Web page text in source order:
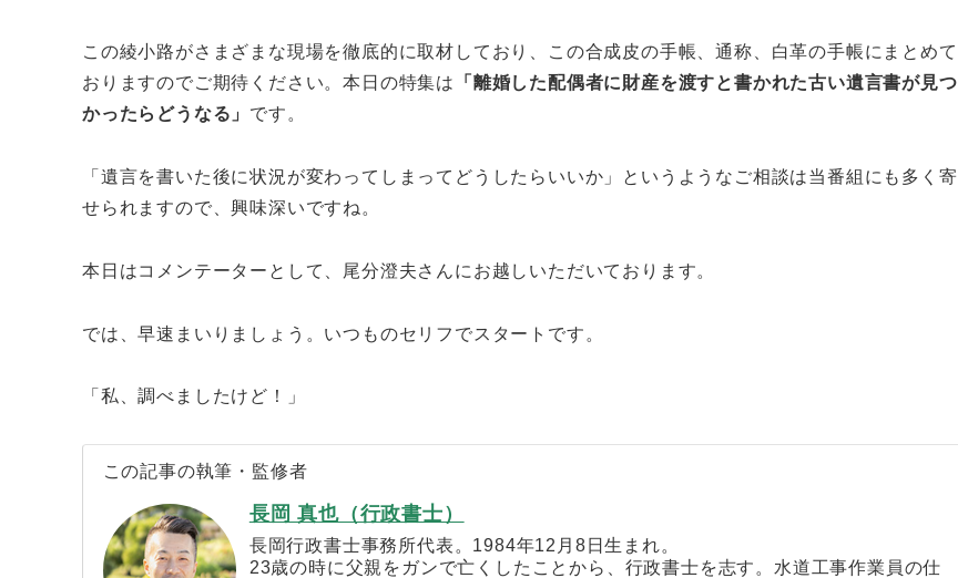
この綾小路がさまざまな現場を徹底的に取材しており、この合成皮の手帳、通称、白革の手帳にまとめて
おりますのでご期待ください。本日の特集は
「離婚した配偶者に財産を渡すと書かれた古い遺言書が見つ
かったらどうなる」 です。
「遺言を書いた後に状況が変わってしまってどうしたらいいか」というようなご相談は当番組にも多く寄
せられますので、興味深いですね。
本日はコメンテーターとして、尾分澄夫さんにお越しいただいております。
では、早速まいりましょう。いつものセリフでスタートです。
「私、調べましたけど！」
この記事の執筆・監修者
長岡 真也（行政書士）
長岡行政書士事務所代表。1984年12月8日生まれ。
23歳の時に父親をガンで亡くしたことから、行政書士を志す。水道工事作業員の仕